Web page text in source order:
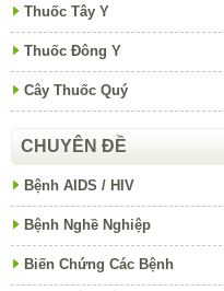
Thuốc Tây Y
Thuốc Đông Y
Cây Thuốc Quý
CHUYÊN ĐỀ
Bệnh AIDS / HIV
Bệnh Nghề Nghiệp
Biến Chứng Các Bệnh